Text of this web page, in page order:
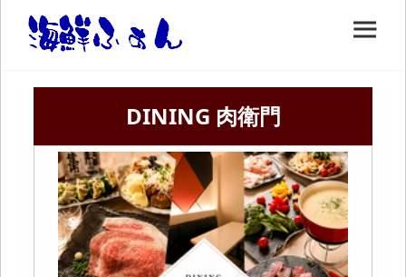
DINING 肉衛門